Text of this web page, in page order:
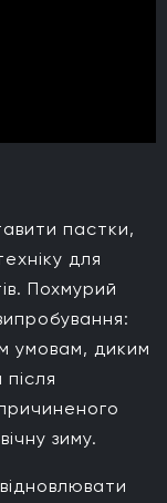
пастки,
для
Похмурий
умовам, диким
зиму.